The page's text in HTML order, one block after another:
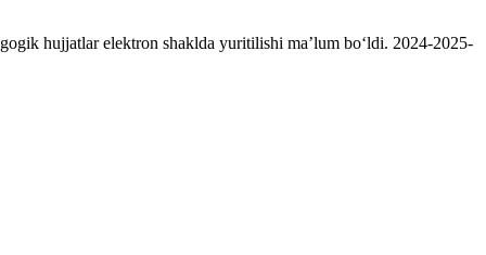
hujjatlar elektron shaklda yuritilishi maʼlum boʻldi. 2024-2025-